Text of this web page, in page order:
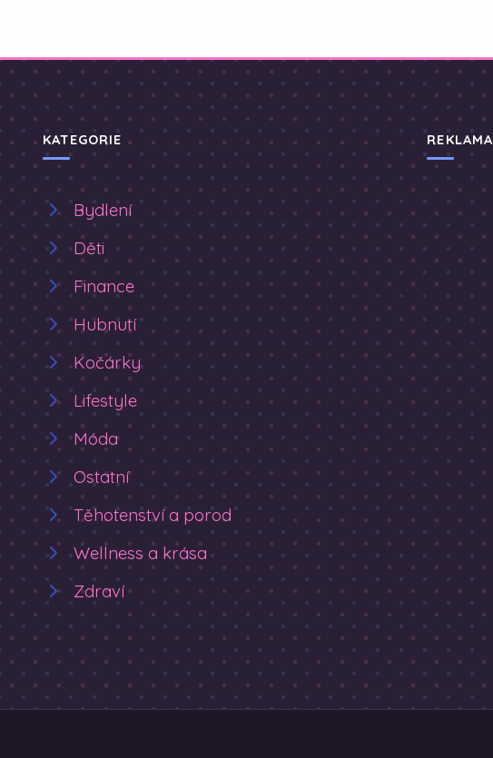
KATEGORIE
Bydlení
Děti
Finance
Hubnutí
Kočárky
Lifestyle
Móda
Ostatní
Těhotenství a porod
Wellness a krása
Zdraví
REKLAMA